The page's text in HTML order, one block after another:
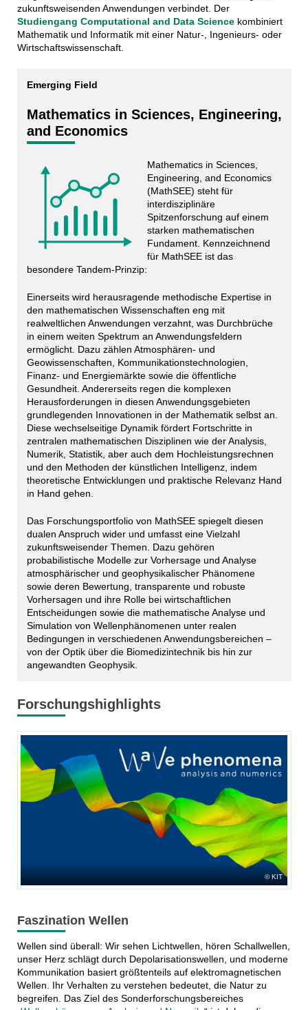
zukunftsweisenden Anwendungen verbindet. Der
Studiengang Computational and Data Sciencekombiniert
Mathematik und Informatik mit einer Natur-, Ingenieurs- oder
Wirtschaftswissenschaft.
Emerging Field
Mathematics in Sciences, Engineering,
and Economics
Mathematics in Sciences,
Engineering, and Economics
(MathSEE) steht für
interdisziplinäre
Spitzenforschung auf einem
starken mathematischen
Fundament. Kennzeichnend
für MathSEE ist das
besondere Tandem-Prinzip:
Einerseits wird herausragende methodische Expertise in
den mathematischen Wissenschaften eng mit
realweltlichen Anwendungen verzahnt, was Durchbrüche
in einem weiten Spektrum an Anwendungsfeldern
ermöglicht. Dazu zählen Atmosphären- und
Geowissenschaften, Kommunikationstechnologien,
Finanz- und Energiemärkte sowie die öffentliche
Gesundheit. Andererseits regen die komplexen
Herausforderungen in diesen Anwendungsgebieten
grundlegenden Innovationen in der Mathematik selbst an.
Diese wechselseitige Dynamik fördert Fortschritte in
zentralen mathematischen Disziplinen wie der Analysis,
Numerik, Statistik, aber auch dem Hochleistungsrechnen
und den Methoden der künstlichen Intelligenz, indem
theoretische Entwicklungen und praktische Relevanz Hand
in Hand gehen.
Das Forschungsportfolio von MathSEE spiegelt diesen
dualen Anspruch wider und umfasst eine Vielzahl
zukunftsweisender Themen. Dazu gehören
probabilistische Modelle zur Vorhersage und Analyse
atmosphärischer und geophysikalischer Phänomene
sowie deren Bewertung, transparente und robuste
Vorhersagen und ihre Rolle bei wirtschaftlichen
Entscheidungen sowie die mathematische Analyse und
Simulation von Wellenphänomenen unter realen
Bedingungen in verschiedenen Anwendungsbereichen –
von der Optik über die Biomedizintechnik bis hin zur
angewandten Geophysik.
Forschungshighlights
KIT
Faszination Wellen
Wellen sind überall: Wir sehen Lichtwellen, hören Schallwellen,
unser Herz schlägt durch Depolarisationswellen, und moderne
Kommunikation basiert größtenteils auf elektromagnetischen
Wellen. Ihr Verhalten zu verstehen bedeutet, die Natur zu
begreifen. Das Ziel des Sonderforschungsbereiches